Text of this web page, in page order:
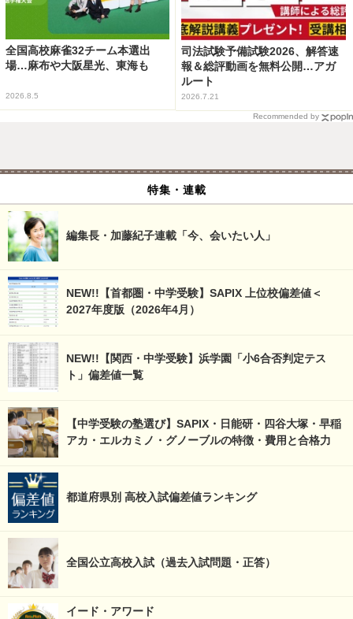
全国高校麻雀32チーム本選出
場…麻布や大阪星光、東海も
2026.8.5
司法試験予備試験2026、解答速
報＆総評動画を無料公開…アガ
ルート
2026.7.21
Recommended by
特集・連載
編集長・加藤紀子連載「今、会いたい人」
NEW!!【首都圏・中学受験】SAPIX 上位校偏差値＜
2027年度版（2026年4月）
NEW!!【関西・中学受験】浜学園「小6合否判定テス
ト」偏差値一覧
【中学受験の塾選び】SAPIX・日能研・四谷大塚・早稲
アカ・エルカミノ・グノーブルの特徴・費用と合格力
都道府県別 高校入試偏差値ランキング
全国公立高校入試（過去入試問題・正答）
イード・アワード